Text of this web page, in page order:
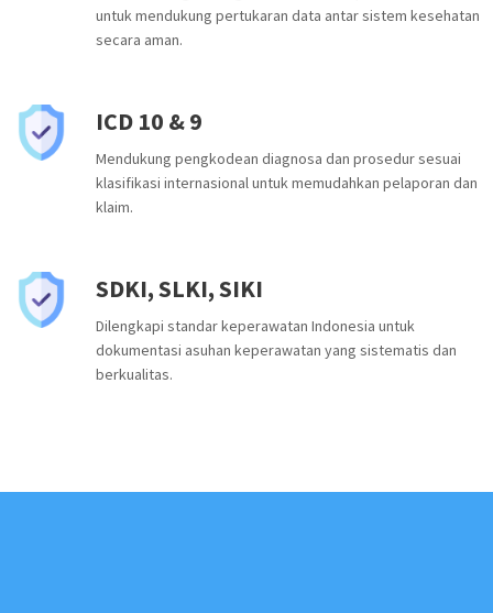
untuk mendukung pertukaran data antar sistem kesehatan
secara aman.
ICD 10 & 9
Mendukung pengkodean diagnosa dan prosedur sesuai
klasifikasi internasional untuk memudahkan pelaporan dan
klaim.
SDKI, SLKI, SIKI
Dilengkapi standar keperawatan Indonesia untuk
dokumentasi asuhan keperawatan yang sistematis dan
berkualitas.